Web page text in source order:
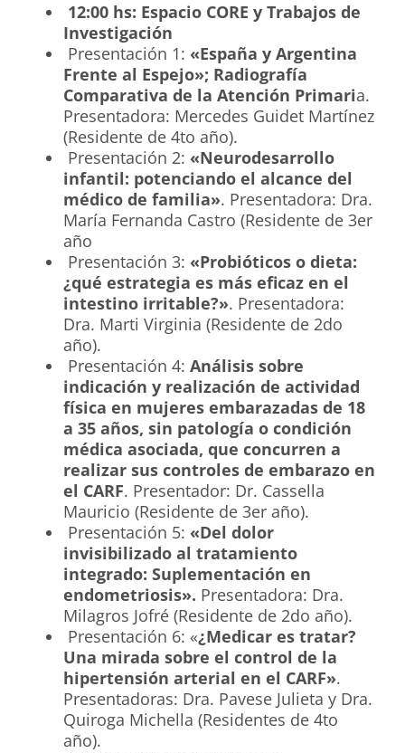
12:00 hs: Espacio CORE y Trabajos de
Investigación
Presentación 1: «España y Argentina
Frente al Espejo»; Radiografía
Comparativa de la Atención Primaria.
Presentadora: Mercedes Guidet Martínez
(Residente de 4to año).
Presentación 2: «Neurodesarrollo
infantil: potenciando el alcance del
médico de familia». Presentadora: Dra.
María Fernanda Castro (Residente de 3er
año
Presentación 3: «Probióticos o dieta:
¿qué estrategia es más eficaz en el
intestino irritable?». Presentadora:
Dra. Marti Virginia (Residente de 2do
año).
Presentación 4: Análisis sobre
indicación y realización de actividad
física en mujeres embarazadas de 18
a 35 años, sin patología o condición
médica asociada, que concurren a
realizar sus controles de embarazo en
el CARF. Presentador: Dr. Cassella
Mauricio (Residente de 3er año).
Presentación 5: «Del dolor
invisibilizado al tratamiento
integrado: Suplementación en
endometriosis». Presentadora: Dra.
Milagros Jofré (Residente de 2do año).
Presentación 6: «¿Medicar es tratar?
Una mirada sobre el control de la
hipertensión arterial en el CARF».
Presentadoras: Dra. Pavese Julieta y Dra.
Quiroga Michella (Residentes de 4to
año).